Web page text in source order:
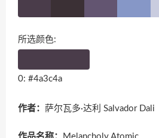
所选颜色:
0: #4a3c4a
作者： 萨尔瓦多·达利 Salvador Dali